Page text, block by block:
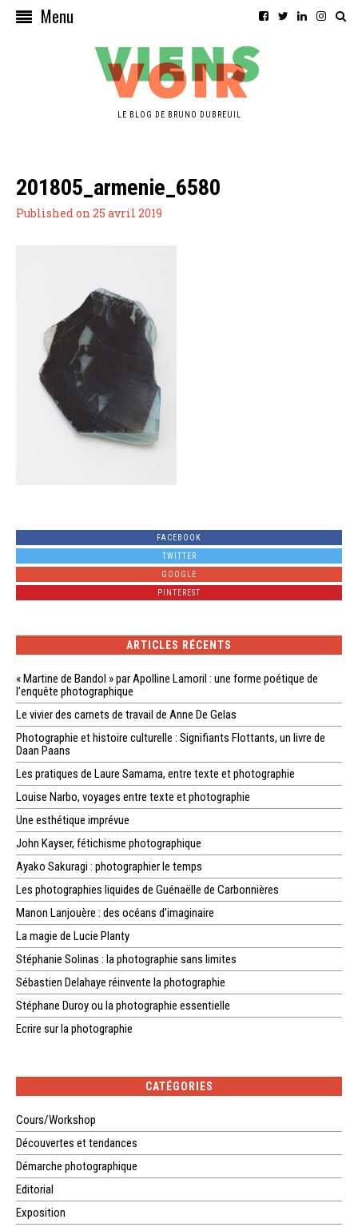
Menu
LE BLOG DE BRUNO DUBREUIL
201805_armenie_6580
Published on 25 avril 2019
FACEBOOK
TWITTER
GOOGLE
PINTEREST
ARTICLES RÉCENTS
« Martine de Bandol » par Apolline Lamoril : une forme poétique de
l’enquête photographique
Le vivier des carnets de travail de Anne De Gelas
Photographie et histoire culturelle : Signifiants Flottants, un livre de
Daan Paans
Les pratiques de Laure Samama, entre texte et photographie
Louise Narbo, voyages entre texte et photographie
Une esthétique imprévue
John Kayser, fétichisme photographique
Ayako Sakuragi : photographier le temps
Les photographies liquides de Guénaëlle de Carbonnières
Manon Lanjouère : des océans d’imaginaire
La magie de Lucie Planty
Stéphanie Solinas : la photographie sans limites
Sébastien Delahaye réinvente la photographie
Stéphane Duroy ou la photographie essentielle
Ecrire sur la photographie
CATÉGORIES
Cours/Workshop
Découvertes et tendances
Démarche photographique
Editorial
Exposition